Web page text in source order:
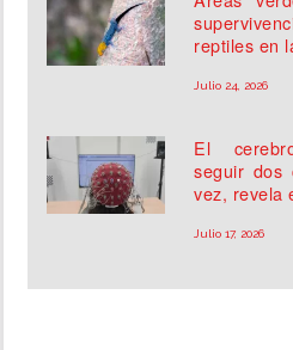
reptiles en
Julio 24, 2026
El
seguir dos
vez, revela
Julio 17, 2026